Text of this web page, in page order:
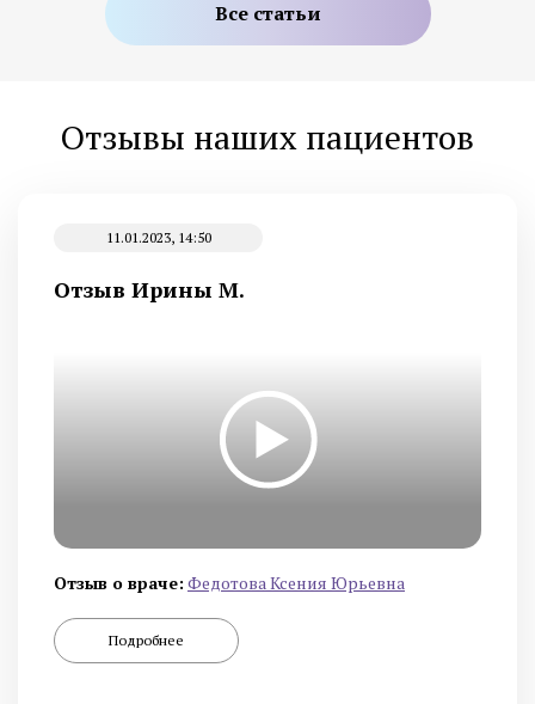
Все статьи
Отзывы наших пациентов
11.01.2023, 14:50
Отзыв Ирины М.
Отзыв о враче: Федотова Ксения Юрьевна
Подробнее